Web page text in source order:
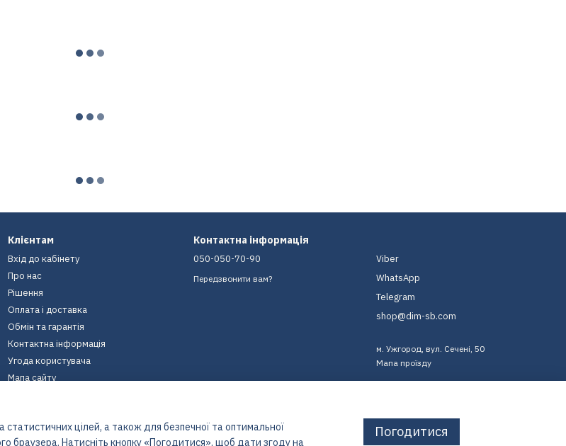
Клієнтам
Вхід до кабінету
Про нас
Рішення
Оплата і доставка
Обмін та гарантія
Контактна інформація
Угода користувача
Мапа сайту
Контактна інформація
050-050-70-90
Передзвонити вам?
Viber
WhatsApp
Telegram
shop@dim-sb.com
м. Ужгород, вул. Сечені, 50
Мапа проїзду
цілей, а також для безпечної та оптимальної
браузера. Натисніть кнопку «Погодитися», щоб дати згоду на
Погодитися